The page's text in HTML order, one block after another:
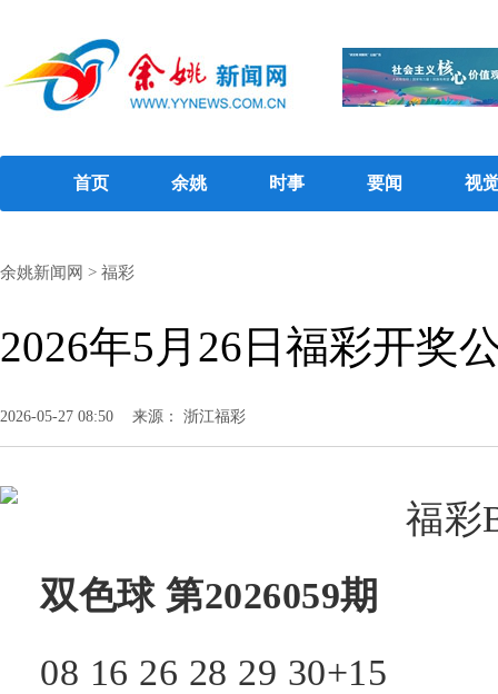
首页 余姚 时事 要闻 视
余姚新闻网 > 福彩
2026年5月26日福彩开奖
2026-05-27 08:50 来源： 浙江福彩
双色球 第2026059期
08 16 26 28 29 30+15